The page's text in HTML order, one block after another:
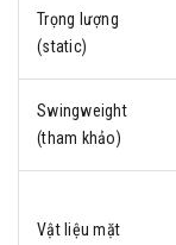
Trọng lượng
(static)
Swingweight
(tham khảo)
Vật liệu mặt